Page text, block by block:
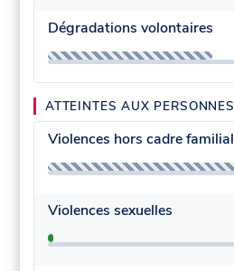
Dégradations volontaires
ATTEINTES AUX PERSONNES
Violences hors cadre familial
Violences sexuelles